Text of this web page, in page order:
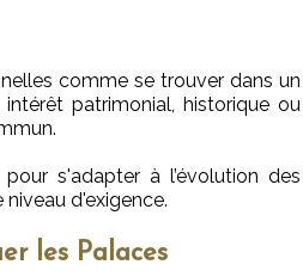
comme se trouver dans un
patrimonial, historique ou
s'adapter à l’évolution des
d'exigence.
les Palaces